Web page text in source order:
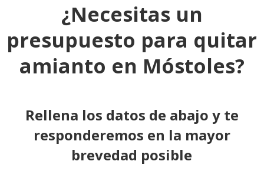
¿Necesitas un
presupuesto para quitar
amianto en Móstoles?
Rellena los datos de abajo y te
responderemos en la mayor
brevedad posible